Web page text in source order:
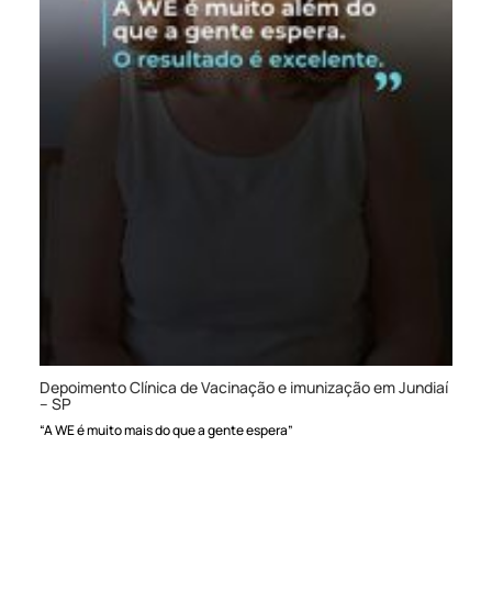
Depoimento Clínica de Vacinação e imunização em Jundiaí
– SP
“A WE é muito mais do que a gente espera”